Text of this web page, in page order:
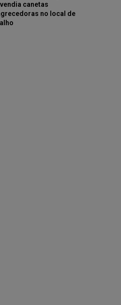
canetas
no local de